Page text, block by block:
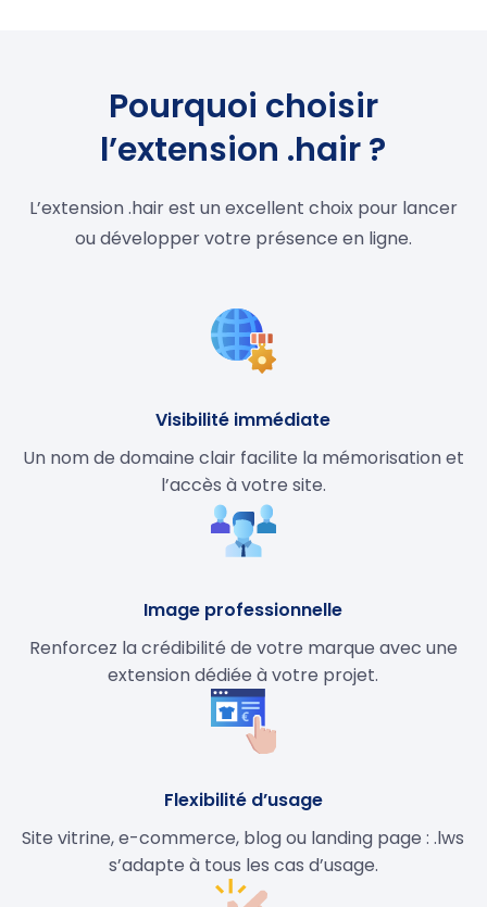
Pourquoi choisir
l’extension .hair ?
L’extension .hair est un excellent choix pour lancer
ou développer votre présence en ligne.
Visibilité immédiate
Un nom de domaine clair facilite la mémorisation et
l’accès à votre site.
Image professionnelle
Renforcez la crédibilité de votre marque avec une
extension dédiée à votre projet.
Flexibilité d’usage
Site vitrine, e-commerce, blog ou landing page : .lws
s’adapte à tous les cas d’usage.